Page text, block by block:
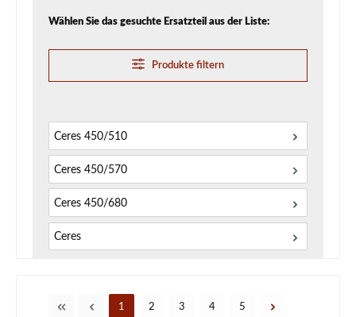
Wählen Sie das gesuchte Ersatzteil aus der Liste:
Produkte filtern
Ceres 450/510
Ceres 450/570
Ceres 450/680
Ceres
Seite
1 Seite
2 Seite
3 Seite
4 Seite
5